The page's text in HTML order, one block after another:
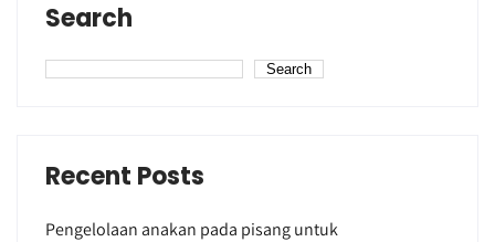
Search
Search
Recent Posts
Pengelolaan anakan pada pisang untuk